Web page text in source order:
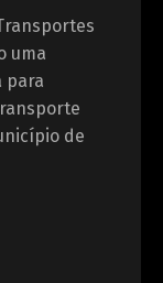
uma
para
de